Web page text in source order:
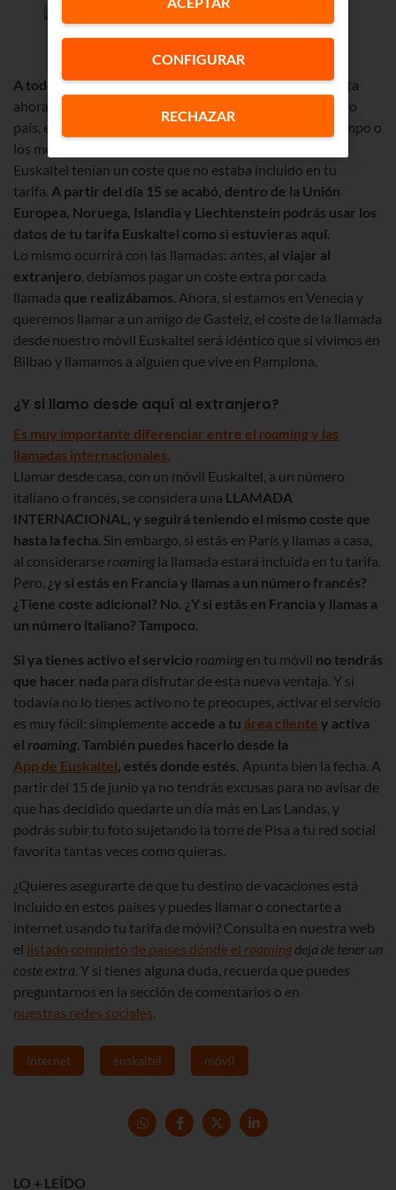
A todos: llamadas y datos.Te ponemos un ejemplo. Hasta
ahora, cuando cruzabas la frontera e ibas a cualquier otro
país, el consumo de datos de, por ejemplo, la app del tiempo o
los mensajes de
Euskaltel tenían un coste que no estaba incluido en tu
tarifa. A partir del día 15 se acabó, dentro de la Unión
Europea, Noruega, Islandia y Liechtenstein podrás usar los
datos de tu tarifa Euskaltel como si estuvieras aquí.
Lo mismo ocurrirá con las llamadas: antes, al viajar al
extranjero, debíamos pagar un coste extra por cada
llamada que realizábamos. Ahora, si estamos en Venecia y
queremos llamar a un amigo de Gasteiz, el coste de la llamada
desde nuestro móvil Euskaltel será idéntico que si vivimos en
Bilbao y llamamos a alguien que vive en Pamplona.
¿Y si llamo desde aquí al extranjero?
Es muy importante diferenciar entre el roamingy las
llamadas internacionales.
Llamar desde casa, con un móvil Euskaltel, a un número
italiano o francés, se considera una LLAMADA
INTERNACIONAL, y seguirá teniendo el mismo coste que
hasta la fecha. Sin embargo, si estás en París y llamas a casa,
al considerarse roamingla llamada estará incluida en tu tarifa.
Pero, ¿y si estás en Francia y llamas a un número francés?
¿Tiene coste adicional? No. ¿Y si estás en Francia y llamas a
un número italiano? Tampoco.
Si ya tienes activo el servicio roamingen tu móvil no tendrás
que hacer nada para disfrutar de esta nueva ventaja. Y si
todavía no lo tienes activo no te preocupes, activar el servicio
es muy fácil: simplemente accede a tu área cliente y activa
el roaming. También puedes hacerlo desde la
App de Euskaltel, estés donde estés. Apunta bien la fecha. A
partir del 15 de junio ya no tendrás excusas para no avisar de
que has decidido quedarte un día más en Las Landas, y
podrás subir tu foto sujetando la torre de Pisa a tu red social
favorita tantas veces como quieras.
¿Quieres asegurarte de que tu destino de vacaciones está
incluido en estos países y puedes llamar o conectarte a
internet usando tu tarifa de móvil? Consulta en nuestra web
el listado completo de países dónde el roaming deja de tener un
coste extra. Y si tienes alguna duda, recuerda que puedes
preguntarnos en la sección de comentarios o en
nuestras redes sociales.
Internet euskaltel móvil
LO + LEÍDO
CONFIGURAR
RECHAZAR